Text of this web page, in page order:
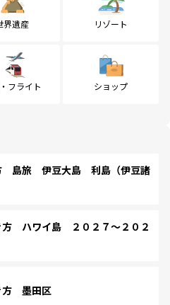
界遺産 リゾート
フライト ショップ
島旅 伊豆大島 利島（伊豆諸
ハワイ島 ２０２７～２０２
方 墨田区